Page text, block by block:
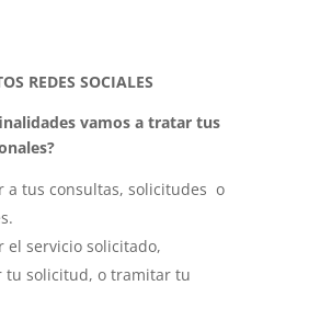
REDES SOCIALES
vamos a tratar tus
a tus consultas, solicitudes o
el servicio solicitado,
tu solicitud, o tramitar tu